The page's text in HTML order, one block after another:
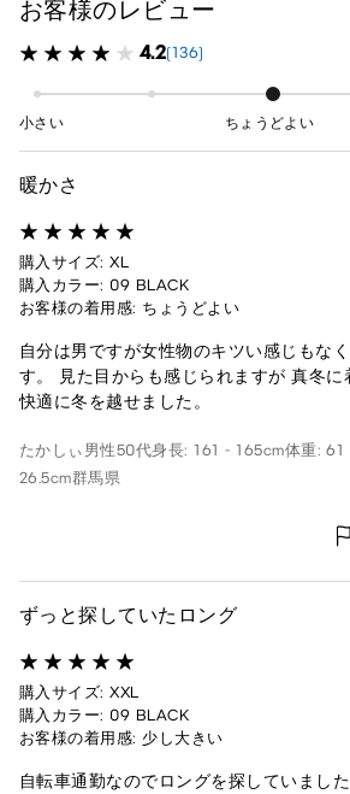
お客様のレビュー
4.2(136)
小さい ちょうどよい
暖かさ
購入サイズ: XL
購入カラー: 09 BLACK
お客様の着用感: ちょうどよい
自分は男ですが女性物のキツい感じもな
す。 見た目からも感じられますが 真冬に
快適に冬を越せました。
たかしぃ 男性50代身長: 161 - 165cm体重: 61
26.5cm群馬県
ずっと探していたロング
購入サイズ: XXL
購入カラー: 09 BLACK
お客様の着用感: 少し大きい
自転車通勤なのでロングを探していまし